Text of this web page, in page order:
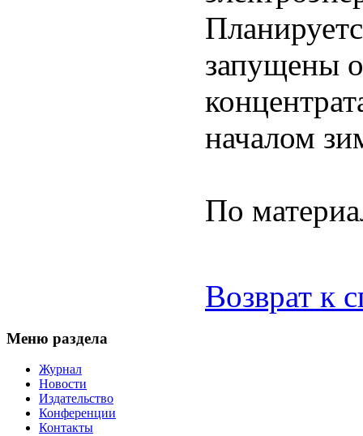
запущены
началом
По
Возврат к
Меню раздела
Журнал
Новости
Издательство
Конференции
Контакты